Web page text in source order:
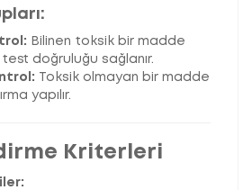
Bilinen toksik bir madde
test doğruluğu sağlanır.
Toksik olmayan bir madde
yapılır.
Kriterleri